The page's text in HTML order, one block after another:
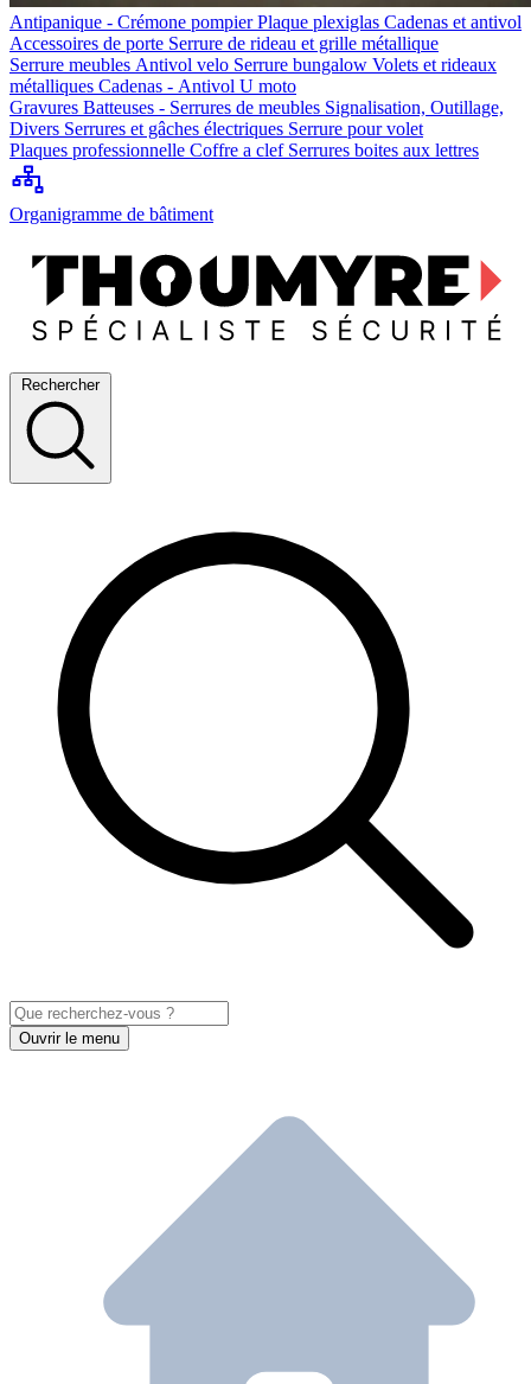
Antipanique - Crémone pompierPlaque plexiglas Cadenas et antivol
Accessoires de porte Serrure de rideau et grille métallique
Serrure meubles Antivol velo Serrure bungalow Volets et rideaux
métalliques Cadenas - Antivol U moto
Gravures Batteuses - Serrures de meubles Signalisation, Outillage,
Divers Serrures et gâches électriques Serrure pour volet
Plaques professionnelle Coffre a clef Serrures boites aux lettres
Organigramme de bâtiment
Rechercher
Ouvrir le menu